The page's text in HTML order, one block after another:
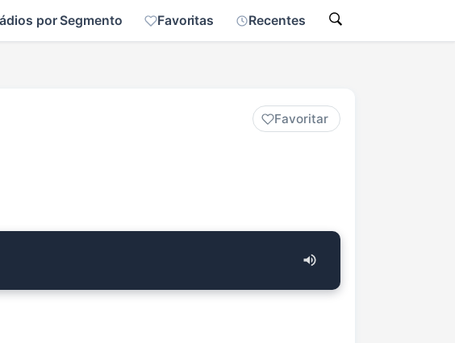
por Segmento Favoritas Recentes
Favoritar